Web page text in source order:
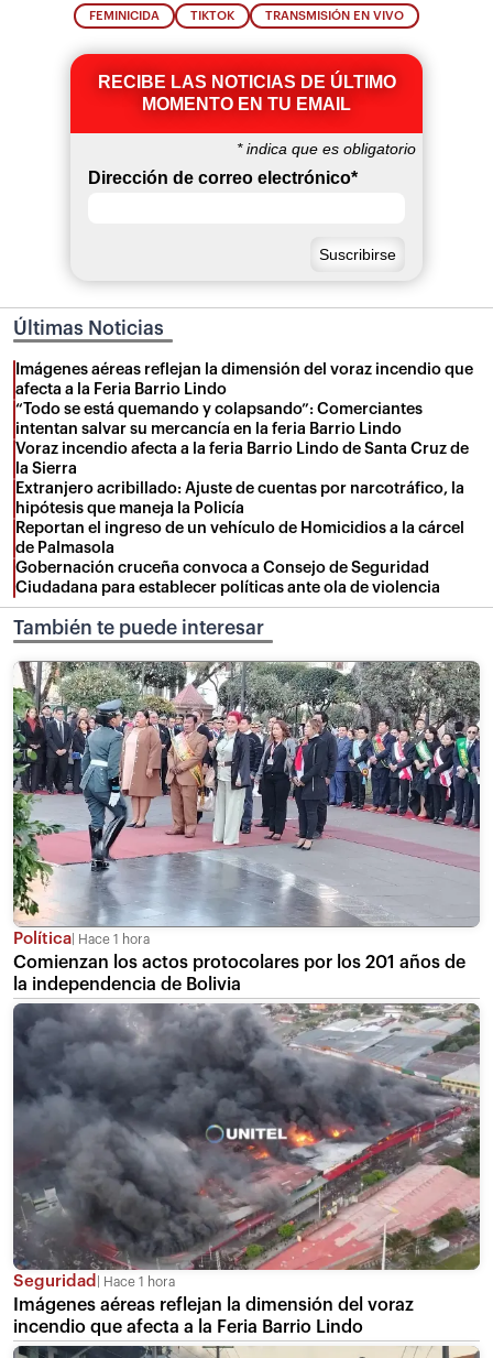
FEMINICIDA TIKTOK TRANSMISIÓN EN VIVO
RECIBE LAS NOTICIAS DE ÚLTIMO
MOMENTO EN TU EMAIL
*indica que es obligatorio
Dirección de correo electrónico*
Últimas Noticias
Imágenes aéreas reflejan la dimensión del voraz incendio que
afecta a la Feria Barrio Lindo
“Todo se está quemando y colapsando”: Comerciantes
intentan salvar su mercancía en la feria Barrio Lindo
Voraz incendio afecta a la feria Barrio Lindo de Santa Cruz de
la Sierra
Extranjero acribillado: Ajuste de cuentas por narcotráfico, la
hipótesis que maneja la Policía
Reportan el ingreso de un vehículo de Homicidios a la cárcel
de Palmasola
Gobernación cruceña convoca a Consejo de Seguridad
Ciudadana para establecer políticas ante ola de violencia
También te puede interesar
Política Hace 1 hora
Comienzan los actos protocolares por los 201 años de
la independencia de Bolivia
Seguridad Hace 1 hora
Imágenes aéreas reflejan la dimensión del voraz
incendio que afecta a la Feria Barrio Lindo